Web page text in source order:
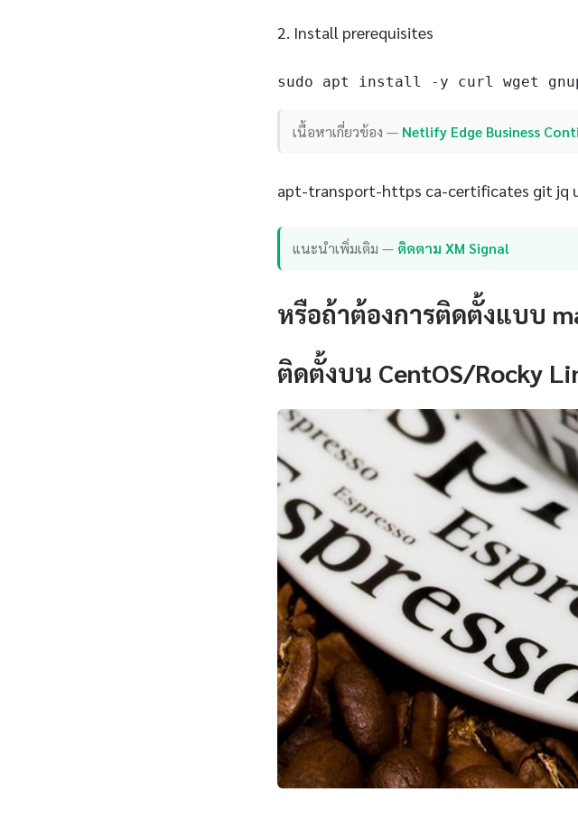
2. Install prerequisites
sudo apt install -y curl wget
เนื้อหาเกี่ยวข้อง — Netlify Edge Business
apt-transport-https ca-certificates git jq
แนะนำเพิ่มเติม — ติดตาม XM Signal
หรือถ้าต้องการติดตั้งแบบ
ติดตั้งบน CentOS/Rocky